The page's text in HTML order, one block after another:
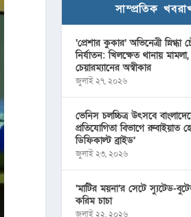
সাম্প্রতিক
‘প্রেশার কুকার’ অভিনেত্রী স্নিগ্ধা
নির্যাতন: খিলক্ষেত থানায়
চেয়ারম্যানের অস্বীকার
জুলাই ২৭, ২০২৬
ভেনিস চলচ্চিত্র উৎসবে
প্রতিযোগিতা বিভাগে রুবাইয়াত
ডিফিকাল্ট ব্রাইড’
জুলাই ২৩, ২০২৬
‘মাটির ময়না’র সেটে স্যুটেড-
করিম চাচা
জুলাই ২২, ২০২৬